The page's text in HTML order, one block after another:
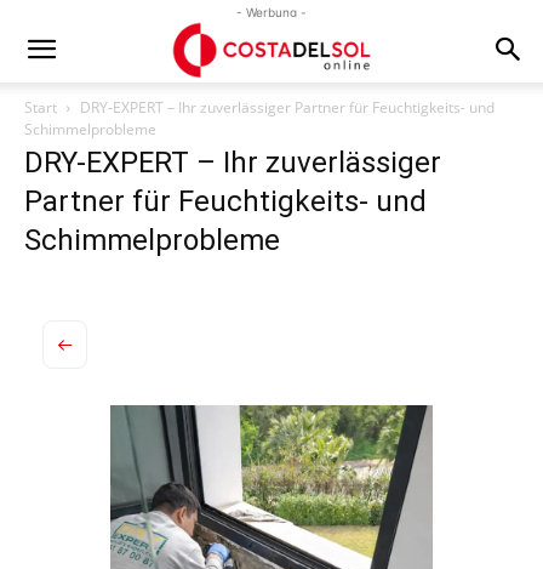
- Werbung -
Start
DRY-EXPERT – Ihr zuverlässiger Partner für Feuchtigkeits- und
Schimmelprobleme
DRY-EXPERT – Ihr zuverlässiger
Partner für Feuchtigkeits- und
Schimmelprobleme